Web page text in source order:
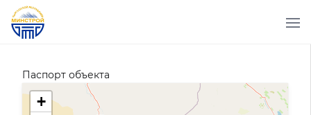
Паспорт объекта
+